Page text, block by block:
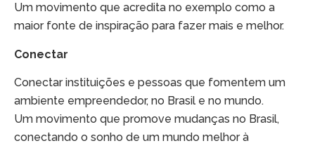
Um movimento que acredita no exemplo como a
maior fonte de inspiração para fazer mais e melhor.
Conectar
Conectar instituições e pessoas que fomentem um
ambiente empreendedor, no Brasil e no mundo.
Um movimento que promove mudanças no Brasil,
conectando o sonho de um mundo melhor à